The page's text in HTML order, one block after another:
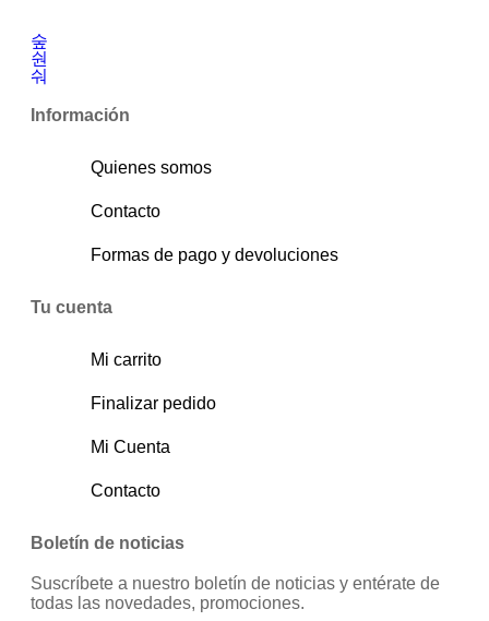
Información
Quienes somos
Contacto
Formas de pago y devoluciones
Tu cuenta
Mi carrito
Finalizar pedido
Mi Cuenta
Contacto
Boletín de noticias
Suscríbete a nuestro boletín de noticias y entérate de
todas las novedades, promociones.